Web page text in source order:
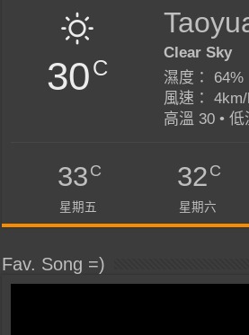
30C
Clear Sky
濕度： 64%
風速：
高溫 30 • 低
33C
星期五
32C
星期六
Fav. Song =)